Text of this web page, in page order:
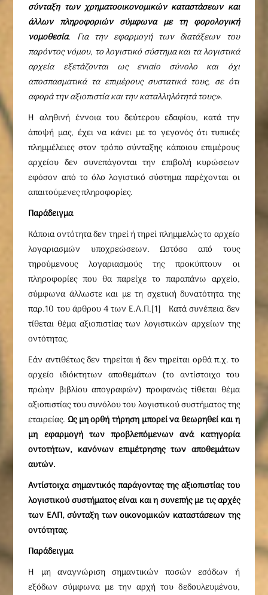
σύνταξη των χρηματοοικονομικών καταστάσεων και
άλλων πληροφοριών σύμφωνα με τη φορολογική
νομοθεσία. Για την εφαρμογή των διατάξεων του
παρόντος νόμου, το λογιστικό σύστημα και τα λογιστικά
αρχεία εξετάζονται ως ενιαίο σύνολο και όχι
αποσπασματικά τα επιμέρους συστατικά τους, σε ότι
αφορά την αξιοπιστία και την καταλληλότητά τους».
Η αληθινή έννοια του δεύτερου εδαφίου, κατά την
άποψή μας, έχει να κάνει με το γεγονός ότι τυπικές
πλημμέλειες στον τρόπο σύνταξης κάποιου επιμέρους
αρχείου δεν συνεπάγονται την επιβολή κυρώσεων
εφόσον από το όλο λογιστικό σύστημα παρέχονται οι
απαιτούμενες πληροφορίες.
Παράδειγμα
Κάποια οντότητα δεν τηρεί ή τηρεί πλημμελώς το αρχείο
λογαριασμών υποχρεώσεων. Ωστόσο από τους
τηρούμενους λογαριασμούς της προκύπτουν οι
πληροφορίες που θα παρείχε το παραπάνω αρχείο,
σύμφωνα άλλωστε και με τη σχετική δυνατότητα της
παρ.10 του άρθρου 4 των Ε.Λ.Π.[1] Κατά συνέπεια δεν
τίθεται θέμα αξιοπιστίας των λογιστικών αρχείων της
οντότητας.
Εάν αντιθέτως δεν τηρείται ή δεν τηρείται ορθά π.χ. το
αρχείο ιδιόκτητων αποθεμάτων (το αντίστοιχο του
πρώην βιβλίου απογραφών) προφανώς τίθεται θέμα
αξιοπιστίας του συνόλου του λογιστικού συστήματος της
εταιρείας. Ως μη ορθή τήρηση μπορεί να θεωρηθεί και η
μη εφαρμογή των προβλεπόμενων ανά κατηγορία
οντοτήτων, κανόνων επιμέτρησης των αποθεμάτων
αυτών.
Αντίστοιχα σημαντικός παράγοντας της αξιοπιστίας του
λογιστικού συστήματος είναι και η συνεπής με τις αρχές
των ΕΛΠ, σύνταξη των οικονομικών καταστάσεων της
οντότητας.
Παράδειγμα
Η μη αναγνώριση σημαντικών ποσών εσόδων ή
εξόδων σύμφωνα με την αρχή του δεδουλευμένου,